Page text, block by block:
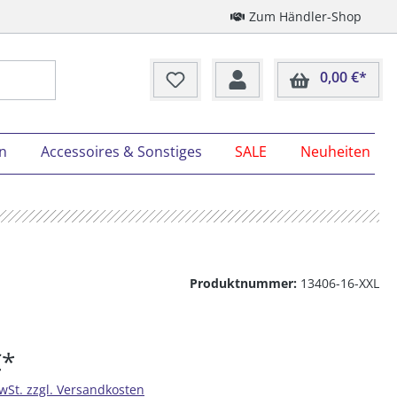
Zum Händler-Shop
0,00 €*
Accessoires & Sonstiges SALE Neuheiten
Produktnummer: 13406-16-XXL
zzgl. Versandkosten